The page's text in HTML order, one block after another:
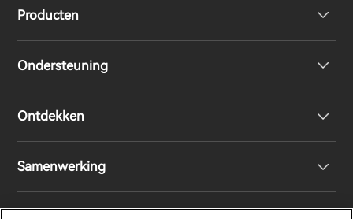
Producten
Volledig draadloze oordopjes
Boekenplank luidsprekers
Ondersteuning
EU-conformiteitsverklaring
Ontdekken
Samenwerking